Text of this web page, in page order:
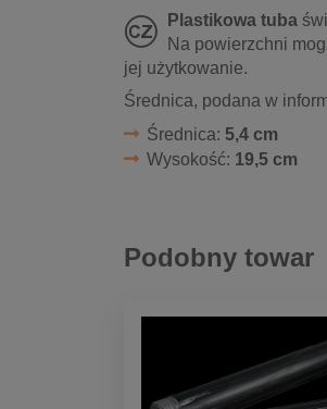
Plastikowa tuba
Na powierzchni
jej użytkowanie.
Średnica, podana w
Średnica: 5,4 cm
Wysokość: 19,5 cm
Podobny towar